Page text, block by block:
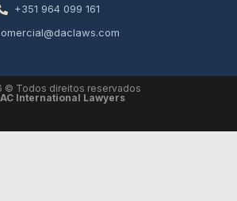
+351 964 099 161
© Todos direitos reservados
International Lawyers